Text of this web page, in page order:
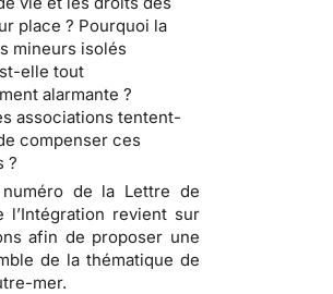
place ? Pourquoi la
mineurs isolés
elle tout
alarmante ?
associations tentent-
compenser ces
?
de la Lettre de
l’Intégration revient sur
afin de proposer une
de la thématique de
mer.